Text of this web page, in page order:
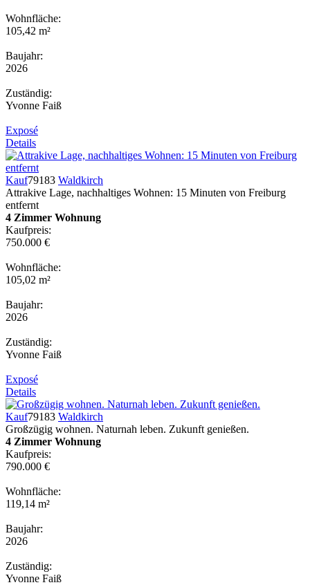
Wohnfläche:
105,42 m²
Baujahr:
2026
Zuständig:
Yvonne Faiß
Exposé
Details
Kauf79183 Waldkirch
Attrakive Lage, nachhaltiges Wohnen: 15 Minuten von Freiburg
entfernt
4 Zimmer Wohnung
Kaufpreis:
750.000 €
Wohnfläche:
105,02 m²
Baujahr:
2026
Zuständig:
Yvonne Faiß
Exposé
Details
Kauf79183 Waldkirch
Großzügig wohnen. Naturnah leben. Zukunft genießen.
4 Zimmer Wohnung
Kaufpreis:
790.000 €
Wohnfläche:
119,14 m²
Baujahr:
2026
Zuständig:
Yvonne Faiß